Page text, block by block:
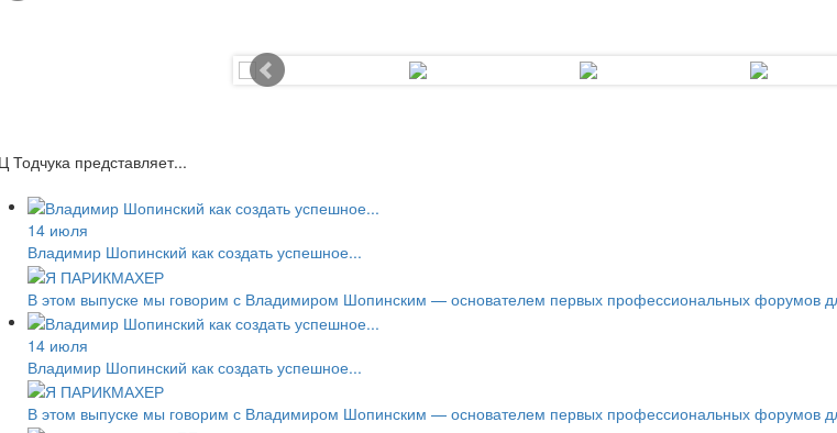
Тодчука представляет...
14 июля
Владимир Шопинский как создать успешное...
В этом выпуске мы говорим с Владимиром Шопинским — основателем первых профессиональных форумов
14 июля
Владимир Шопинский как создать успешное...
В этом выпуске мы говорим с Владимиром Шопинским — основателем первых профессиональных форумов